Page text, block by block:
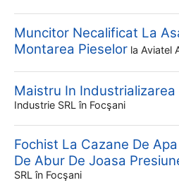
Muncitor Necalificat La
Montarea Pieselor la Aviatel
Maistru In Industrializarea
Industrie SRL în Focşani
Fochist La Cazane De
De Abur De Joasa
SRL în Focşani